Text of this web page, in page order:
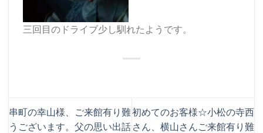
三回目のドライブ少し馴れたようです。
串町の幸山様、ご来館有り難
うございます。父の思い出話
初めてのお客様☆小松の寺西
さん、横山さんご来館有り難